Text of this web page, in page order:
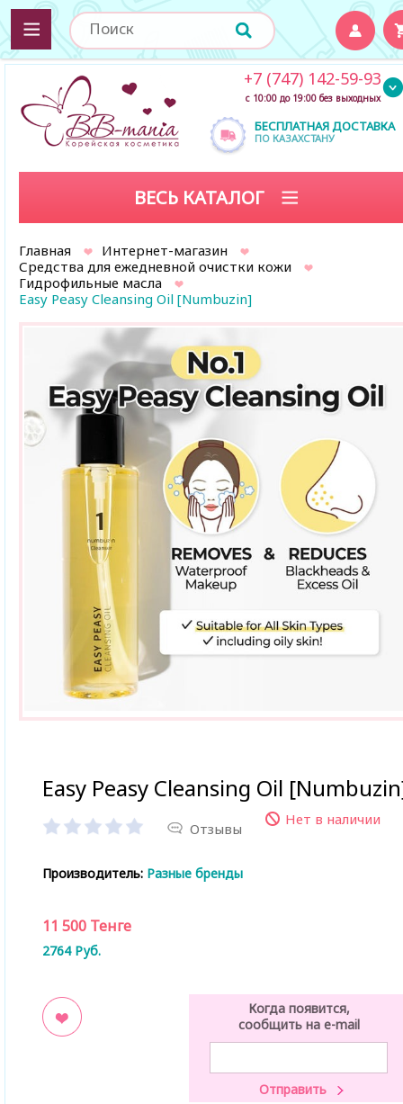
БЕСПЛАТНАЯ ДОСТАВКА
ПО КАЗАХСТАНУ
+7 (747) 142-59-93
с 10:00 до 19:00 без выходных
ВЕСЬ КАТАЛОГ
Главная
Интернет-магазин
Средства для ежедневной очистки кожи
Гидрофильные масла
Easy Peasy Cleansing Oil [Numbuzin]
Easy Peasy Cleansing Oil
Отзывы
Нет в наличии
Производитель: Разные бренды
11 500 Тенге
2764 Руб.
Когда появится,
сообщить на e-mail